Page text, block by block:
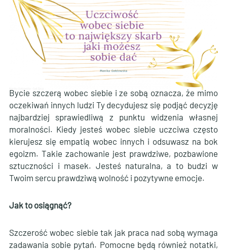
Bycie szczerą wobec siebie i ze sobą oznacza, że mimo
oczekiwań innych ludzi Ty decydujesz się podjąć decyzję
najbardziej sprawiedliwą z punktu widzenia własnej
moralności. Kiedy jesteś wobec siebie uczciwa często
kierujesz się empatią wobec innych i odsuwasz na bok
egoizm. Takie zachowanie jest prawdziwe, pozbawione
sztuczności i masek. Jesteś naturalna, a to budzi w
Twoim sercu prawdziwą wolność i pozytywne emocje.
Jak to osiągnąć?
Szczerość wobec siebie tak jak praca nad sobą wymaga
zadawania sobie pytań. Pomocne będą również notatki,